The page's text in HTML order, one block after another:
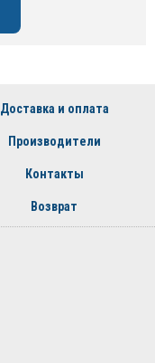
Доставка и оплата
Производители
Контакты
Возврат